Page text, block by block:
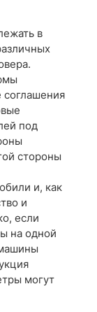
в
соглашения
под
стороны
и, как
и
если
на одной
могут